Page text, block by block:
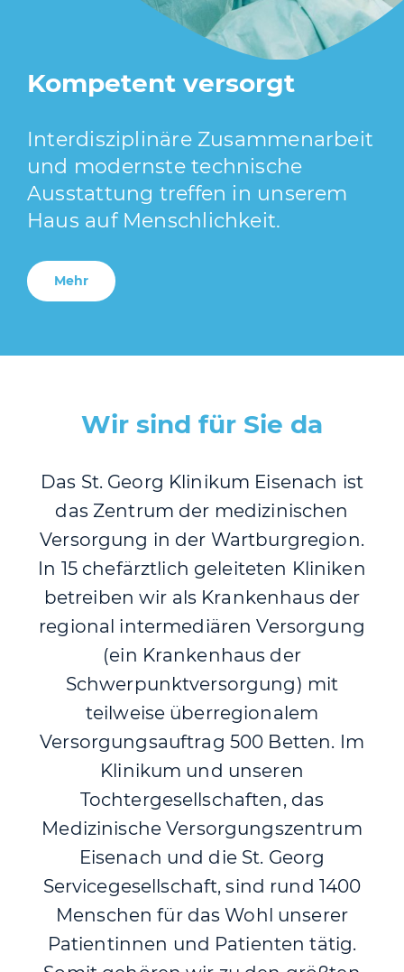
Kompetent versorgt
Interdisziplinäre Zusammenarbeit
und modernste technische
Ausstattung treffen in unserem
Haus auf Menschlichkeit.
Mehr
Wir sind für Sie da
Das St. Georg Klinikum Eisenach ist
das Zentrum der medizinischen
Versorgung in der Wartburgregion.
In 15 chefärztlich geleiteten Kliniken
betreiben wir als Krankenhaus der
regional intermediären Versorgung
(ein Krankenhaus der
Schwerpunktversorgung) mit
teilweise überregionalem
Versorgungsauftrag 500 Betten. Im
Klinikum und unseren
Tochtergesellschaften, das
Medizinische Versorgungszentrum
Eisenach und die St. Georg
Servicegesellschaft, sind rund 1400
Menschen für das Wohl unserer
Patientinnen und Patienten tätig.